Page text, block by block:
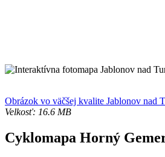
Obrázok vo väčšej kvalite Jablonov nad
Velkosť: 16.6 MB
Cyklomapa Horný